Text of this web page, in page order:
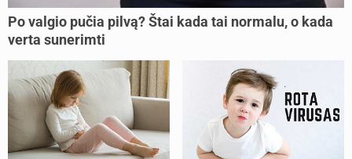
Po valgio pučia pilvą? Štai kada tai normalu, o kada
verta sunerimti